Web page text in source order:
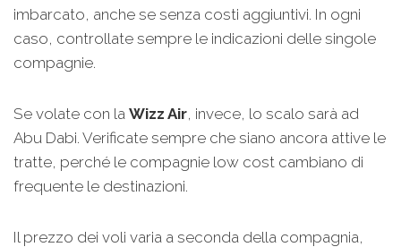
imbarcato, anche se senza costi aggiuntivi. In ogni
caso, controllate sempre le indicazioni delle singole
compagnie.
Se volate con la Wizz Air, invece, lo scalo sarà ad
Abu Dabi. Verificate sempre che siano ancora attive le
tratte, perché le compagnie low cost cambiano di
frequente le destinazioni.
Il prezzo dei voli varia a seconda della compagnia,